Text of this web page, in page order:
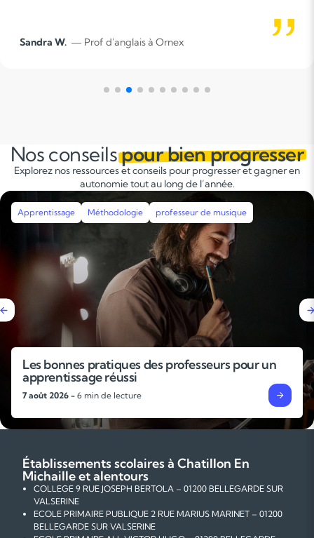
elizabeth K.— Prof d'anglais à Ferney Voltaire
Nos conseilspour bien progresser
Explorez nos ressources et conseils pour progresser et gagner en
autonomie tout au long de l’année.
Apprentissage Méthodologie Révisions Stages intensifs
Pourquoi faire un stage de révisions avant la
rentrée ?
4 août 2026 - 6 min de lecture
Établissements scolaires à Chatillon En
Michaille et alentours
COLLEGE 9 RUE JOSEPH BERTOLA – 01200 BELLEGARDE SUR
VALSERINE
ECOLE PRIMAIRE PUBLIQUE 2 RUE MARIUS MARINET – 01200
BELLEGARDE SUR VALSERINE